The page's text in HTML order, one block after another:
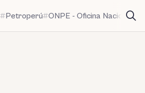
Petroperú ONPE - Oficina Nacional